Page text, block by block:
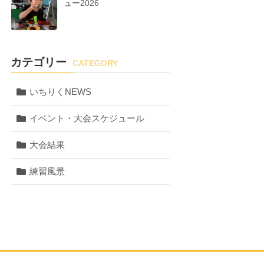
ュー2026
カテゴリー CATEGORY
いちりくNEWS
イベント・大会スケジュール
大会結果
練習風景